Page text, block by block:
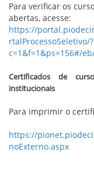
Para verificar os
abertas, acesse:
https://
rtalProcessoSeletivo/?
c=1&f=1&ps=156#/
Certificados de
institucionais
Para imprimir o
https://
noExterno.aspx